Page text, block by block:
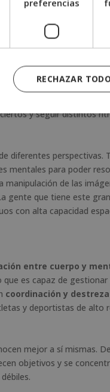
habilidad innata para
para cantar,
y seguir distintos
diferentes perspectivas.
mentales para poder
manipulación de las
gente que tiene este
con alta capacidad
entre cuerpo y
es capaz de gestionar
coordinación y destreza
y deportistas de alto
mejor a sí mismas.
objetivos y se
preferencias
RECHAZAR TODO